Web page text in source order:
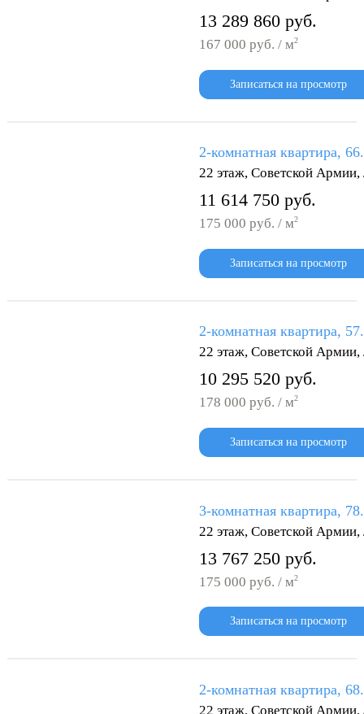
13 289 860 руб.
167 000 руб. / м2
Записаться на просмотр
2-комнатная квартира,
22 этаж, Советской
11 614 750 руб.
175 000 руб. / м2
Записаться на просмотр
2-комнатная квартира,
22 этаж, Советской
10 295 520 руб.
178 000 руб. / м2
Записаться на просмотр
3-комнатная квартира,
22 этаж, Советской
13 767 250 руб.
175 000 руб. / м2
Записаться на просмотр
2-комнатная квартира,
22 этаж, Советской